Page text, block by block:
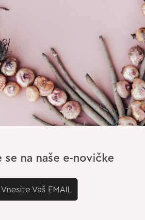
se na naše e-novičke
Vnesite Vaš EMAIL